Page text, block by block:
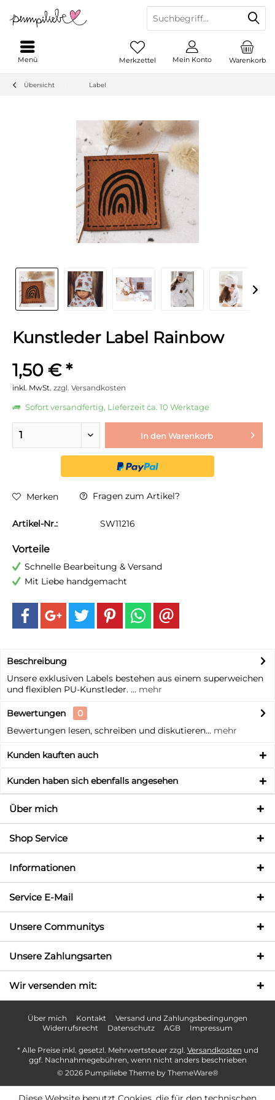
Warenkorb
Merkzettel Mein Konto
Menü
Übersicht Label
Kunstleder Label Rainbow
1,50 € *
inkl. MwSt. zzgl. Versandkosten
Sofort versandfertig, Lieferzeit ca. 10 Werktage
In den Warenkorb
Merken Fragen zum Artikel?
Artikel-Nr.: SW11216
Vorteile
Schnelle Bearbeitung & Versand
Mit Liebe handgemacht
Beschreibung
Unsere exklusiven Labels bestehen aus einem superweichen
und flexiblen PU-Kunstleder. ... mehr
Bewertungen
0
Bewertungen lesen, schreiben und diskutieren... mehr
Kunden kauften auch
Kunden haben sich ebenfalls angesehen
Über mich
Shop Service
Informationen
Service E-Mail
Unsere Communitys
Unsere Zahlungsarten
Wir versenden mit:
Über mich Kontakt
Versand und Zahlungsbedingungen
Widerrufsrecht
Datenschutz AGB Impressum
* Alle Preise inkl. gesetzl. Mehrwertsteuer zzgl. Versandkosten und
ggf. Nachnahmegebühren, wenn nicht anders beschrieben
© 2026 Pumpiliebe Theme by ThemeWare®